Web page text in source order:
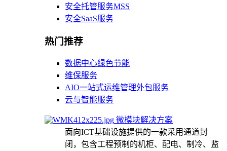
安全托管服务MSS
安全SaaS服务
热门推荐
数据中心绿色节能
维保服务
AIO一站式运维管理外包服务
云与智能服务
微模块解决方案
面向ICT基础设施提供的一款采用通道封
闭，包含工程预制的机柜、配电、制冷、监